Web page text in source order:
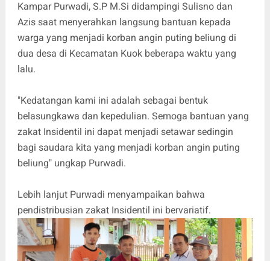
Kampar Purwadi, S.P M.Si didampingi Sulisno dan
Azis saat menyerahkan langsung bantuan kepada
warga yang menjadi korban angin puting beliung di
dua desa di Kecamatan Kuok beberapa waktu yang
lalu.
"Kedatangan kami ini adalah sebagai bentuk
belasungkawa dan kepedulian. Semoga bantuan yang
zakat Insidentil ini dapat menjadi setawar sedingin
bagi saudara kita yang menjadi korban angin puting
beliung" ungkap Purwadi.
Lebih lanjut Purwadi menyampaikan bahwa
pendistribusian zakat Insidentil ini bervariatif.